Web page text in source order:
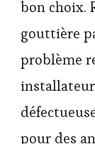
bon choix.
gouttière
problème
pour des